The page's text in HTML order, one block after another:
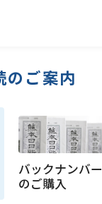
のご案内
バックナンバー
のご購入